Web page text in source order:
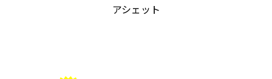
アシェット